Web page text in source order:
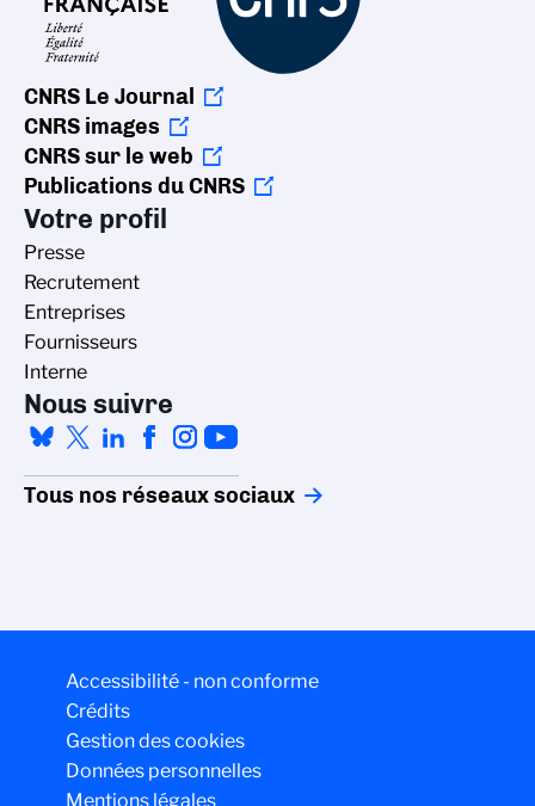
CNRS Le Journal
CNRS images
CNRS sur le web
Publications du CNRS
Votre profil
Presse
Recrutement
Entreprises
Fournisseurs
Interne
Nous suivre
Tous nos réseaux sociaux
Accessibilité - non conforme
Crédits
Gestion des cookies
Données personnelles
Mentions légales